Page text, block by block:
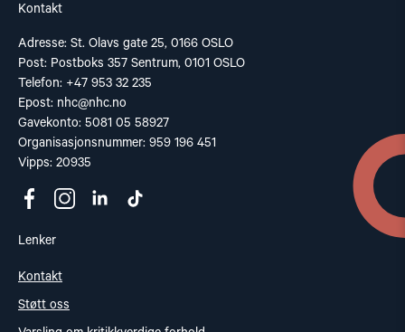
Kontakt
Adresse: St. Olavs gate 25, 0166 OSLO
Post: Postboks 357 Sentrum, 0101 OSLO
Telefon: +47 953 32 235
Epost: nhc@nhc.no
Gavekonto: 5081 05 58927
Organisasjonsnummer: 959 196 451
Vipps: 20935
Lenker
Kontakt
Støtt oss